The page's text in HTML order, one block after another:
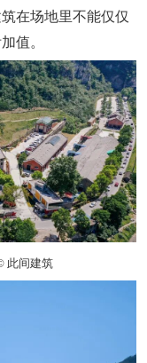
在场地里不能仅仅
值。
此间建筑